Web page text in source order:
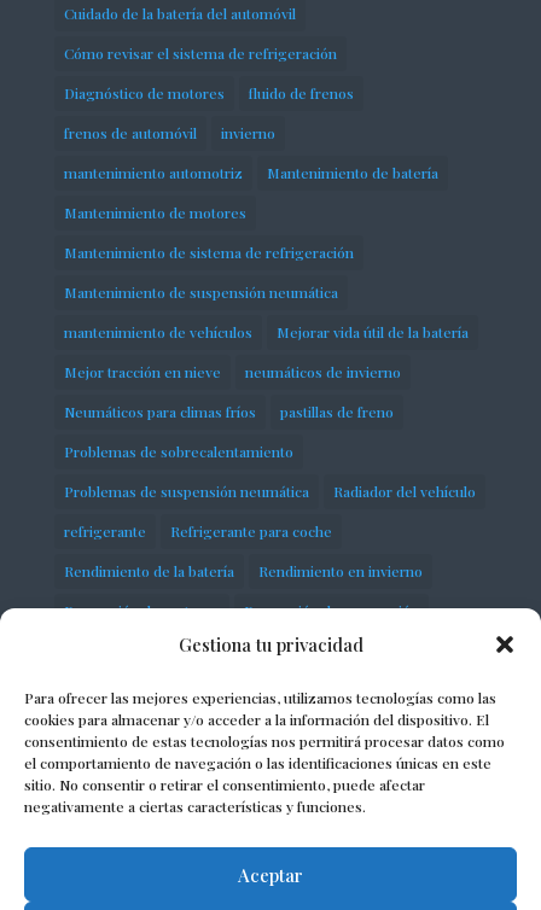
Gestiona tu privacidad
Para ofrecer las mejores experiencias, utilizamos tecnologías como las
cookies para almacenar y/o acceder a la información del dispositivo. El
consentimiento de estas tecnologías nos permitirá procesar datos como
el comportamiento de navegación o las identificaciones únicas en este
sitio. No consentir o retirar el consentimiento, puede afectar
negativamente a ciertas características y funciones.
Aceptar
Cuidado de la batería del automóvil
Cómo revisar el sistema de refrigeración
Diagnóstico de motores fluido de frenos
frenos de automóvil invierno
mantenimiento automotriz Mantenimiento de batería
Mantenimiento de motores
Mantenimiento de sistema de refrigeración
Mantenimiento de suspensión neumática
mantenimiento de vehículos Mejorar vida útil de la batería
Mejor tracción en nieve neumáticos de invierno
Neumáticos para climas fríos pastillas de freno
Problemas de sobrecalentamiento
Problemas de suspensión neumática Radiador del vehículo
refrigerante Refrigerante para coche
Rendimiento de la batería Rendimiento en invierno
Reparación de motores Reparación de suspensión
Seguridad en carretera servicios
Sistema de distribución Sobrecalentamiento del motor
Soluciones para suspensión defectuosa
Solución de problemas del motor Suspensión de vehículos
Suspensión neumática taller Termostato automotriz